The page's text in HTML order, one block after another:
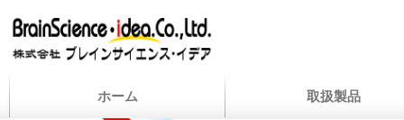
ホーム 取扱製品